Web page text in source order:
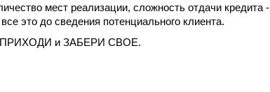
мест реализации, сложность отдачи кредита -
это до сведения потенциального клиента.
- ПРИХОДИ и ЗАБЕРИ СВОЕ.